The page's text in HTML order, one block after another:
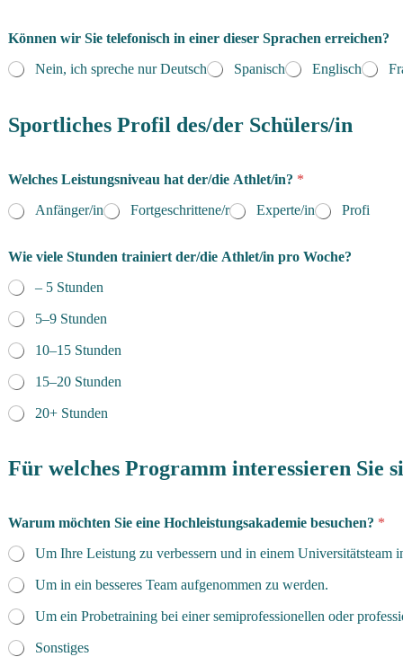
Können wir Sie telefonisch in einer dieser Sprachen erreichen?
Nein, ich spreche nur Deutsch
Spanisch Englisch
Sportliches Profil des/der Schülers/in
Welches Leistungsniveau hat der/die Athlet/in? *
Anfänger/in
Fortgeschrittene/r Experte/in Profi
Wie viele Stunden trainiert der/die Athlet/in pro Woche?
– 5 Stunden
5–9 Stunden
10–15 Stunden
15–20 Stunden
20+ Stunden
Für welches Programm interessieren Sie
Warum möchten Sie eine Hochleistungsakademie besuchen? *
Um Ihre Leistung zu verbessern und in einem Universitätsteam
Um in ein besseres Team aufgenommen zu werden.
Um ein Probetraining bei einer semiprofessionellen oder
Sonstiges